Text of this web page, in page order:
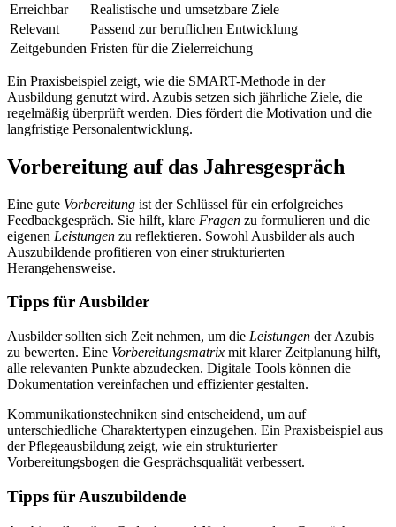
Erreichbar
Realistische und umsetzbare Ziele
Relevant
Passend zur beruflichen Entwicklung
Zeitgebunden Fristen für die Zielerreichung
Ein Praxisbeispiel zeigt, wie die SMART-Methode in der
Ausbildung genutzt wird. Azubis setzen sich jährliche Ziele, die
regelmäßig überprüft werden. Dies fördert die Motivation und die
langfristige Personalentwicklung.
Vorbereitung auf das Jahresgespräch
Eine gute Vorbereitung ist der Schlüssel für ein erfolgreiches
Feedbackgespräch. Sie hilft, klare Fragen zu formulieren und die
eigenen Leistungen zu reflektieren. Sowohl Ausbilder als auch
Auszubildende profitieren von einer strukturierten
Herangehensweise.
Tipps für Ausbilder
Ausbilder sollten sich Zeit nehmen, um die Leistungen der Azubis
zu bewerten. Eine Vorbereitungsmatrix mit klarer Zeitplanung hilft,
alle relevanten Punkte abzudecken. Digitale Tools können die
Dokumentation vereinfachen und effizienter gestalten.
Kommunikationstechniken sind entscheidend, um auf
unterschiedliche Charaktertypen einzugehen. Ein Praxisbeispiel aus
der Pflegeausbildung zeigt, wie ein strukturierter
Vorbereitungsbogen die Gesprächsqualität verbessert.
Tipps für Auszubildende